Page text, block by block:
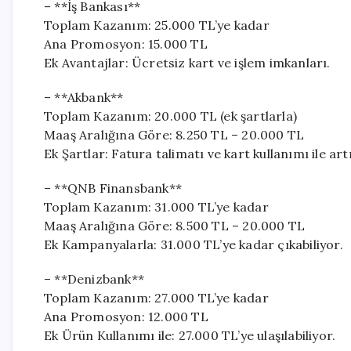
– **İş Bankası**
Toplam Kazanım: 25.000 TL’ye kadar
Ana Promosyon: 15.000 TL
Ek Avantajlar: Ücretsiz kart ve işlem imkanları.
– **Akbank**
Toplam Kazanım: 20.000 TL (ek şartlarla)
Maaş Aralığına Göre: 8.250 TL – 20.000 TL
Ek Şartlar: Fatura talimatı ve kart kullanımı ile
– **QNB Finansbank**
Toplam Kazanım: 31.000 TL’ye kadar
Maaş Aralığına Göre: 8.500 TL – 20.000 TL
Ek Kampanyalarla: 31.000 TL’ye kadar çıkabiliyor.
– **Denizbank**
Toplam Kazanım: 27.000 TL’ye kadar
Ana Promosyon: 12.000 TL
Ek Ürün Kullanımı ile: 27.000 TL’ye ulaşılabiliyor.